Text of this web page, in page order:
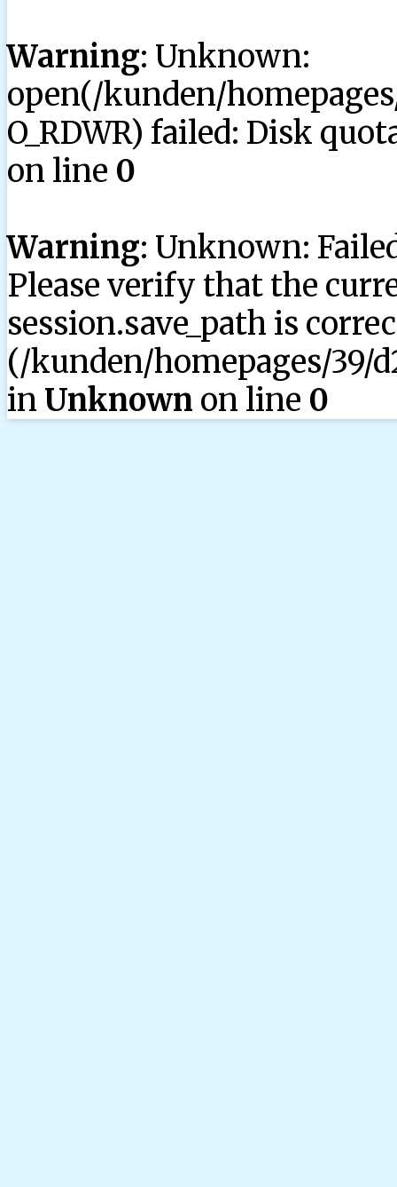
Warning: Unknown:
open(/kunden/
O_RDWR) failed: Disk
on line 0
Warning: Unknown:
Please verify that the
session.save_path is
(/kunden/homepages/39/
in Unknown on line 0